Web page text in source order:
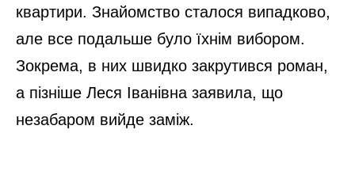
квартири. Знайомство сталося випадково,
але все подальше було їхнім вибором.
Зокрема, в них швидко закрутився роман,
а пізніше Леся Іванівна заявила, що
незабаром вийде заміж.